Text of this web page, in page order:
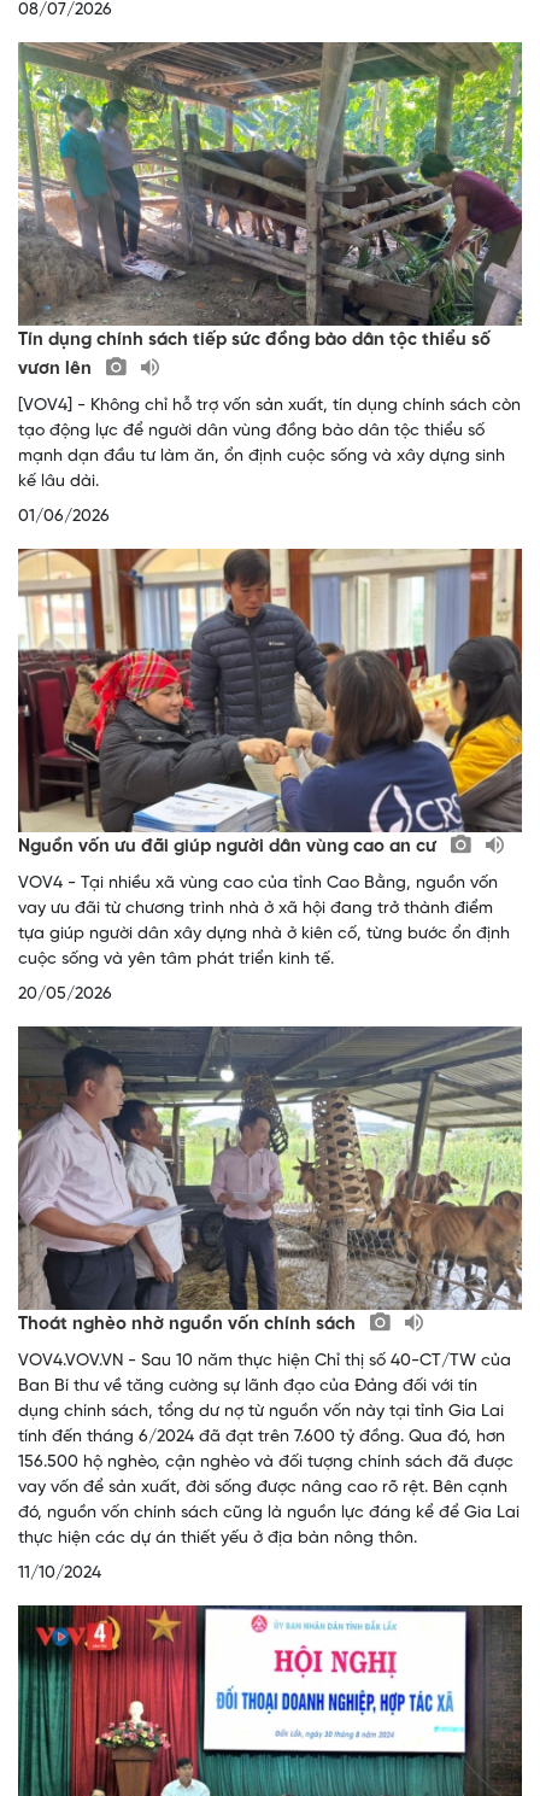
08/07/2026
Tín dụng chính sách tiếp sức đồng bào dân tộc thiểu số
vươn lên
[VOV4] - Không chỉ hỗ trợ vốn sản xuất, tín dụng chính sách còn
tạo động lực để người dân vùng đồng bào dân tộc thiểu số
mạnh dạn đầu tư làm ăn, ổn định cuộc sống và xây dựng sinh
kế lâu dài.
01/06/2026
Nguồn vốn ưu đãi giúp người dân vùng cao an cư
VOV4 - Tại nhiều xã vùng cao của tỉnh Cao Bằng, nguồn vốn
vay ưu đãi từ chương trình nhà ở xã hội đang trở thành điểm
tựa giúp người dân xây dựng nhà ở kiên cố, từng bước ổn định
cuộc sống và yên tâm phát triển kinh tế.
20/05/2026
Thoát nghèo nhờ nguồn vốn chính sách
VOV4.VOV.VN - Sau 10 năm thực hiện Chỉ thị số 40-CT/TW của
Ban Bí thư về tăng cường sự lãnh đạo của Đảng đối với tín
dụng chính sách, tổng dư nợ từ nguồn vốn này tại tỉnh Gia Lai
tính đến tháng 6/2024 đã đạt trên 7.600 tỷ đồng. Qua đó, hơn
156.500 hộ nghèo, cận nghèo và đối tượng chính sách đã được
vay vốn để sản xuất, đời sống được nâng cao rõ rệt. Bên cạnh
đó, nguồn vốn chính sách cũng là nguồn lực đáng kể để Gia Lai
thực hiện các dự án thiết yếu ở địa bàn nông thôn.
11/10/2024